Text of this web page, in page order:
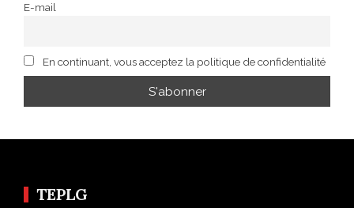
E-mail
En continuant, vous acceptez la politique de confidentialité
TEPLG